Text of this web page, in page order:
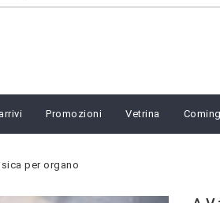
Promozioni Vetrina
per organo